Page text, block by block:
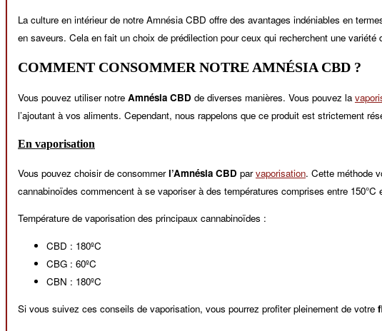
La culture en intérieur de notre Amnésia CBD offre des avantages indéniables en
en saveurs. Cela en fait un choix de prédilection pour ceux qui recherchent une variété
COMMENT CONSOMMER NOTRE AMNÉSIA CBD ?
Vous pouvez utiliser notre Amnésia CBD de diverses manières. Vous pouvez la
l’ajoutant à vos aliments. Cependant, nous rappelons que ce produit est strictement
En vaporisation
Vous pouvez choisir de consommerl’Amnésia CBD parvaporisation. Cette méthode
cannabinoïdes commencent à se vaporiser à des températures comprises entre 150°C
Température de vaporisation des principaux cannabinoïdes :
CBD : 180ºC
CBG : 60ºC
CBN : 180ºC
Si vous suivez ces conseils de vaporisation, vous pourrez profiter pleinement de votre